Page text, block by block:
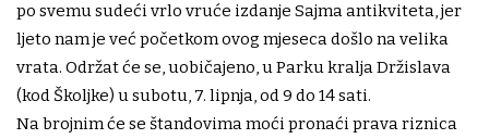
po svemu sudeći vrlo vruće izdanje Sajma antikviteta, jer
ljeto nam je već početkom ovog mjeseca došlo na velika
vrata. Održat će se, uobičajeno, u Parku kralja Držislava
(kod Školjke) u subotu, 7. lipnja, od 9 do 14 sati.
Na brojnim će se štandovima moći pronaći prava riznica